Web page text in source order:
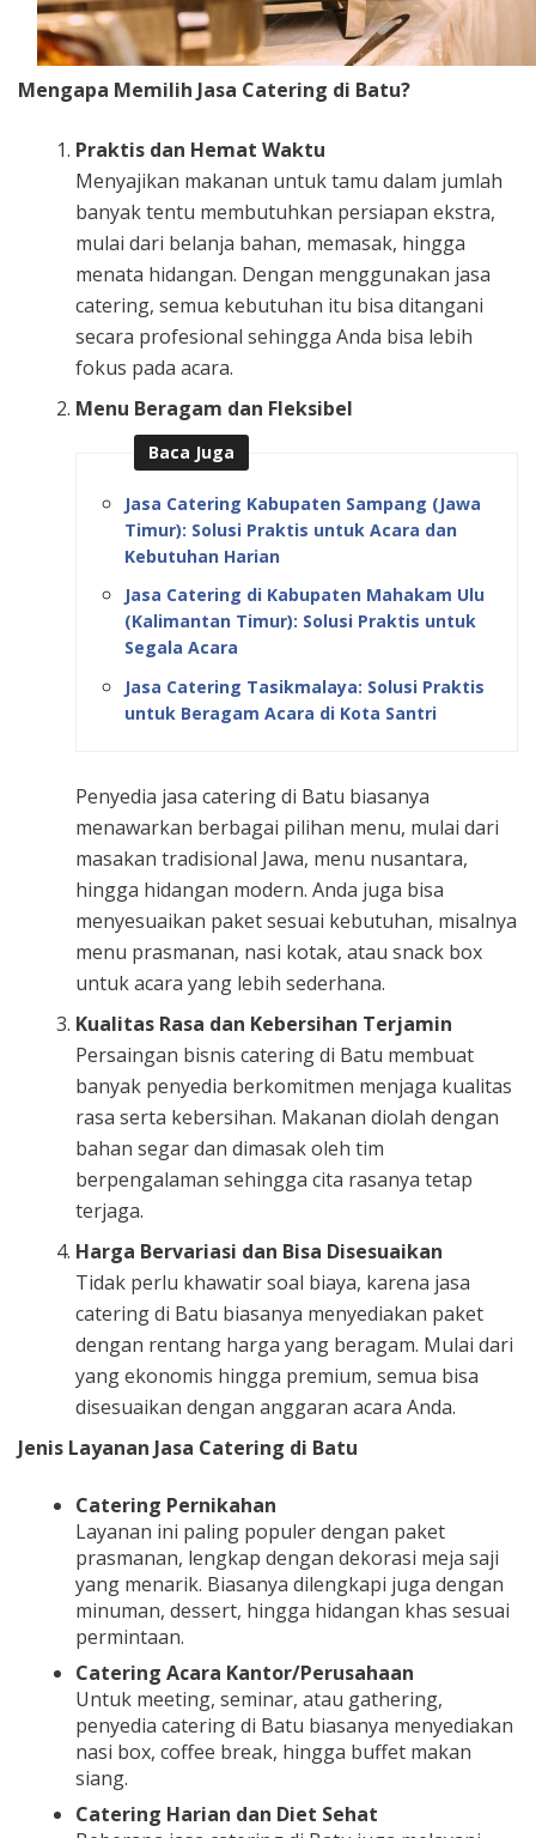
Mengapa Memilih Jasa Catering di Batu?
Praktis dan Hemat Waktu
Menyajikan makanan untuk tamu dalam jumlah
banyak tentu membutuhkan persiapan ekstra,
mulai dari belanja bahan, memasak, hingga
menata hidangan. Dengan menggunakan jasa
catering, semua kebutuhan itu bisa ditangani
secara profesional sehingga Anda bisa lebih
fokus pada acara.
Menu Beragam dan Fleksibel
Baca Juga
Jasa Catering Kabupaten Sampang (Jawa
Timur): Solusi Praktis untuk Acara dan
Kebutuhan Harian
Jasa Catering di Kabupaten Mahakam Ulu
(Kalimantan Timur): Solusi Praktis untuk
Segala Acara
Jasa Catering Tasikmalaya: Solusi Praktis
untuk Beragam Acara di Kota Santri
Penyedia jasa catering di Batu biasanya
menawarkan berbagai pilihan menu, mulai dari
masakan tradisional Jawa, menu nusantara,
hingga hidangan modern. Anda juga bisa
menyesuaikan paket sesuai kebutuhan, misalnya
menu prasmanan, nasi kotak, atau snack box
untuk acara yang lebih sederhana.
Kualitas Rasa dan Kebersihan Terjamin
Persaingan bisnis catering di Batu membuat
banyak penyedia berkomitmen menjaga kualitas
rasa serta kebersihan. Makanan diolah dengan
bahan segar dan dimasak oleh tim
berpengalaman sehingga cita rasanya tetap
terjaga.
Harga Bervariasi dan Bisa Disesuaikan
Tidak perlu khawatir soal biaya, karena jasa
catering di Batu biasanya menyediakan paket
dengan rentang harga yang beragam. Mulai dari
yang ekonomis hingga premium, semua bisa
disesuaikan dengan anggaran acara Anda.
Jenis Layanan Jasa Catering di Batu
Catering Pernikahan
Layanan ini paling populer dengan paket
prasmanan, lengkap dengan dekorasi meja saji
yang menarik. Biasanya dilengkapi juga dengan
minuman, dessert, hingga hidangan khas sesuai
permintaan.
Catering Acara Kantor/Perusahaan
Untuk meeting, seminar, atau gathering,
penyedia catering di Batu biasanya menyediakan
nasi box, coffee break, hingga buffet makan
siang.
Catering Harian dan Diet Sehat